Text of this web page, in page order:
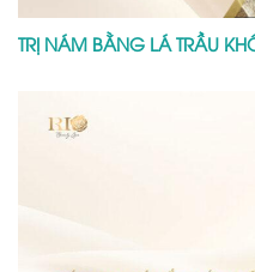
TRỊ NÁM BẰNG LÁ TRẦU